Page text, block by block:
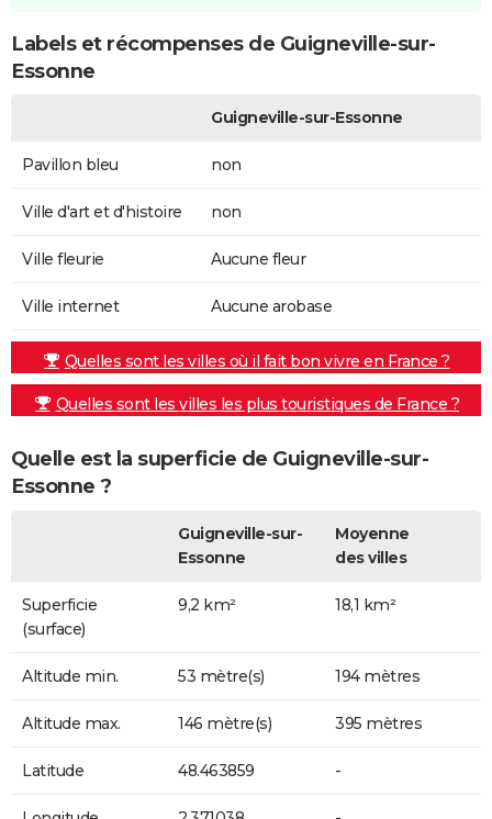
Labels et récompenses de Guigneville-sur-
Essonne
Guigneville-sur-Essonne
Pavillon bleu non
Ville d'art et d'histoire non
Ville fleurie Aucune fleur
Ville internet Aucune arobase
Quelles sont les villes où il fait bon vivre en France ?
Quelles sont les villes les plus touristiques de France ?
Quelle est la superficie de Guigneville-sur-
Essonne ?
Guigneville-sur-
Essonne
Moyenne
des villes
Superficie
(surface)
9,2 km² 18,1 km²
Altitude min. 53 mètre(s) 194 mètres
Altitude max. 146 mètre(s) 395 mètres
Latitude 48.463859 -